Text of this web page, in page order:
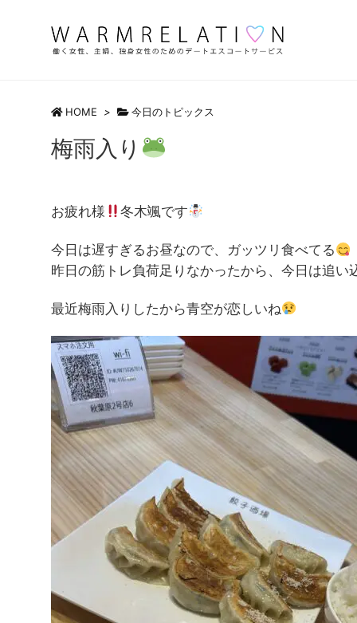
HOME > 今日のトピックス
梅雨入り
お疲れ様 冬木颯です
今日は遅すぎるお昼なので、ガッツリ食べてる
昨日の筋トレ負荷足りなかったから、今日は追い
最近梅雨入りしたから青空が恋しいね